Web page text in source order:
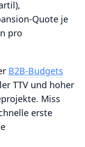
je
pro
B2B‑Budgets
TTV und hoher
Miss
erste